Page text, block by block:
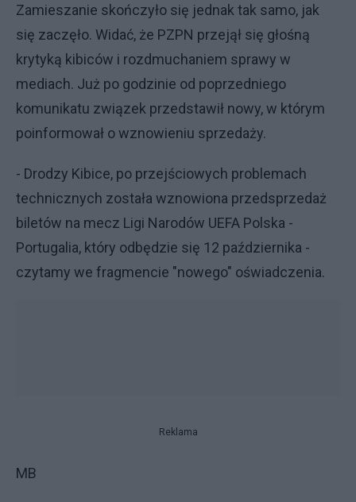
Zamieszanie skończyło się jednak tak samo, jak
się zaczęło. Widać, że PZPN przejął się głośną
krytyką kibiców i rozdmuchaniem sprawy w
mediach. Już po godzinie od poprzedniego
komunikatu związek przedstawił nowy, w którym
poinformował o wznowieniu sprzedaży.
- Drodzy Kibice, po przejściowych problemach
technicznych została wznowiona przedsprzedaż
biletów na mecz Ligi Narodów UEFA Polska -
Portugalia, który odbędzie się 12 października -
czytamy we fragmencie "nowego" oświadczenia.
Reklama
MB